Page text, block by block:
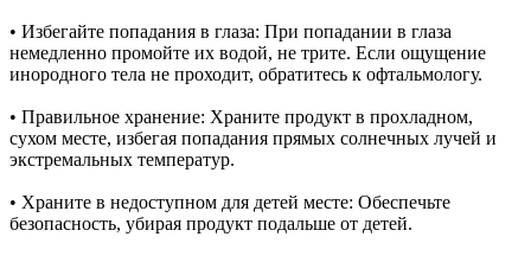
• Избегайте попадания в глаза: При попадании в глаза
немедленно промойте их водой, не трите. Если ощущение
инородного тела не проходит, обратитесь к офтальмологу.
• Правильное хранение: Храните продукт в прохладном,
сухом месте, избегая попадания прямых солнечных лучей и
экстремальных температур.
• Храните в недоступном для детей месте: Обеспечьте
безопасность, убирая продукт подальше от детей.